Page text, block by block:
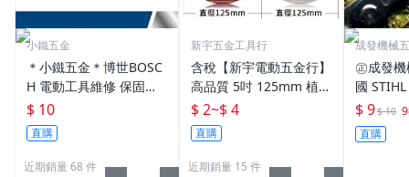
小鐵五金
＊小鐵五金＊博世BOSC
H 電動工具維修 保固＊
電鑽 砂輪機 槌鑽 起子機
砂紙機 各式工具均可維
修檢測
$ 10
直購
近期銷量 68 件
新宇五金工具行
含稅【新宇電動五金行】
高品質 5吋 125mm 植絨
砂紙 自黏砂紙 圓盤砂紙
自黏盤 圓砂紙 黏扣砂紙
魔鬼氈 砂輪機！
$ 2~$ 4
直購
近期銷量 15 件
成發機械
㊣成發
國
鏈鋸 瑞
條 電鋸
$ 9$ 10
直購